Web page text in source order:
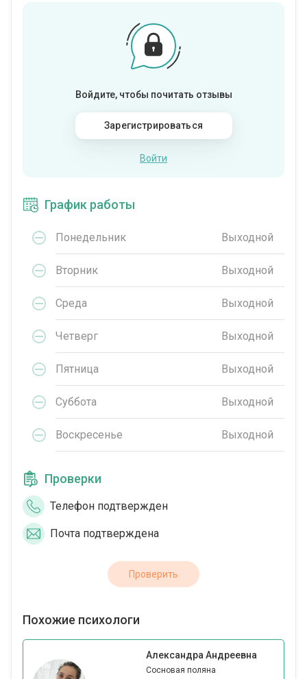
Войдите, чтобы почитать отзывы
Зарегистрироваться
Войти
График работы
Понедельник Выходной
Вторник Выходной
Среда Выходной
Четверг Выходной
Пятница Выходной
Суббота Выходной
Воскресенье Выходной
Проверки
Телефон подтвержден
Почта подтверждена
Проверить
Похожие психологи
Александра Андреевна
Сосновая поляна